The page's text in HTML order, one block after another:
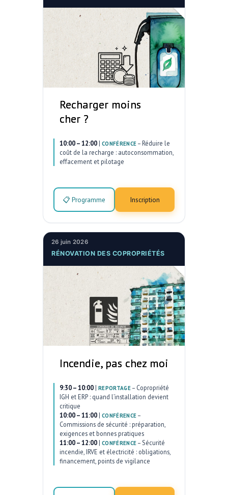
Recharger moins
cher ?
10:00 – 12:00 | CONFÉRENCE – Réduire le
coût de la recharge : autoconsommation,
effacement et pilotage
📋 Programme Inscription
26 juin 2026
RÉNOVATION DES COPROPRIÉTÉS
Incendie, pas chez moi
9:30 – 10:00 | REPORTAGE– Copropriété
IGH et ERP : quand l’installation devient
critique
10:00 – 11:00 | CONFÉRENCE –
Commissions de sécurité : préparation,
exigences et bonnes pratiques
11:00 – 12:00 | CONFÉRENCE – Sécurité
incendie, IRVE et électricité : obligations,
financement, points de vigilance